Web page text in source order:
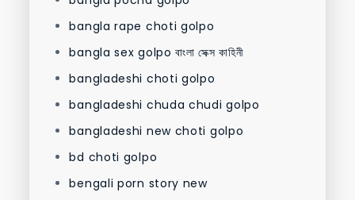
bangla rape choti golpo
bangla sex golpo বাংলা সেক্স কাহিনী
bangladeshi choti golpo
bangladeshi chuda chudi golpo
bangladeshi new choti golpo
bd choti golpo
bengali porn story new